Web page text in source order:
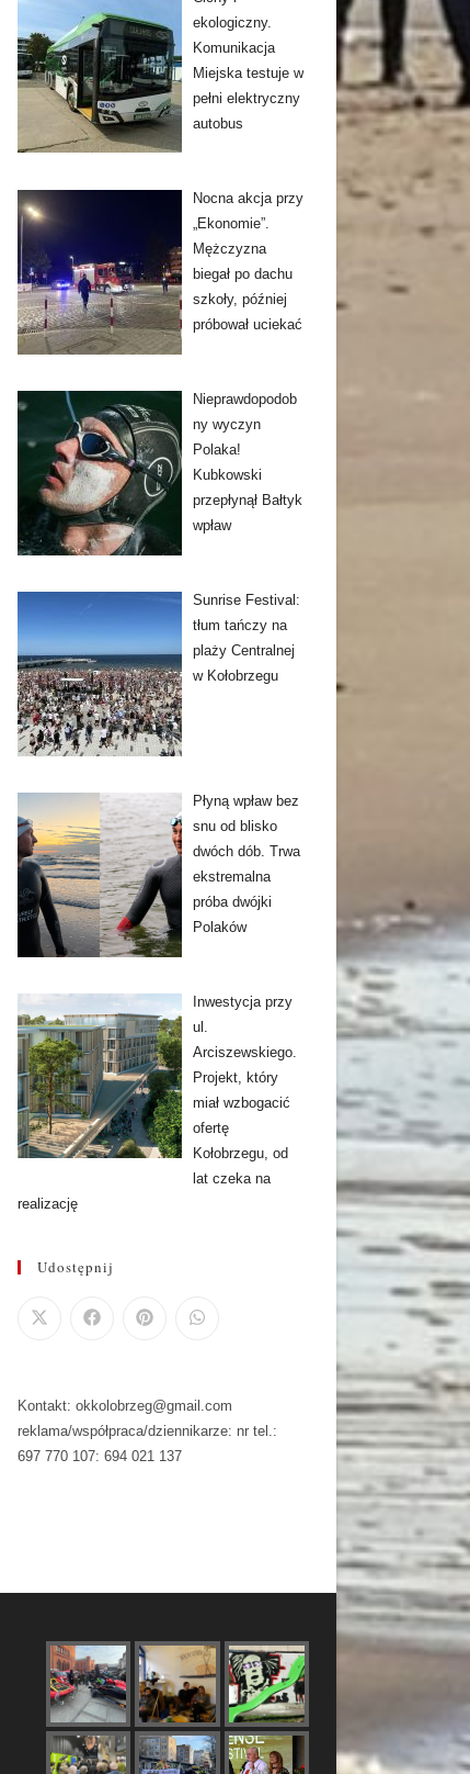
ekologiczny.
Komunikacja
Miejska testuje w
pełni elektryczny
autobus
Nocna akcja przy
„Ekonomie”.
Mężczyzna
biegał po dachu
szkoły, później
próbował uciekać
Nieprawdopodob
ny wyczyn
Polaka!
Kubkowski
przepłynął Bałtyk
wpław
Sunrise Festival:
tłum tańczy na
plaży Centralnej
w Kołobrzegu
Płyną wpław bez
snu od blisko
dwóch dób. Trwa
ekstremalna
próba dwójki
Polaków
Inwestycja przy
ul.
Arciszewskiego.
Projekt, który
miał wzbogacić
ofertę
Kołobrzegu, od
lat czeka na
realizację
Udostępnij
Kontakt: okkolobrzeg@gmail.com
reklama/współpraca/dziennikarze: nr tel.:
697 770 107: 694 021 137